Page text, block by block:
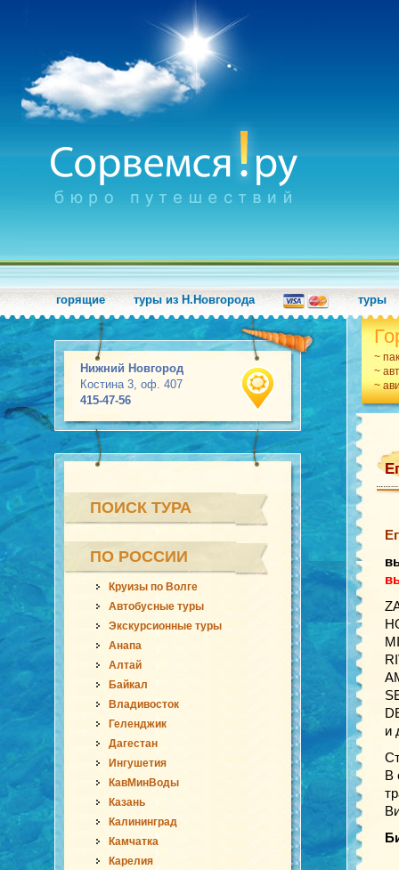
горящие туры из Н.Новгорода туры
Нижний Новгород
Костина 3, оф. 407
415-47-56
~
~
~
ПОИСК ТУРА
ПО РОССИИ
Круизы по Волге
Автобусные туры
Экскурсионные туры
Анапа
Алтай
Байкал
Владивосток
Геленджик
Дагестан
Ингушетия
КавМинВоды
Казань
Калининград
Камчатка
Карелия
и
В